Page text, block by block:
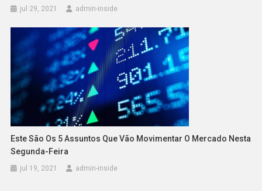
jul 29, 2021 admin-inside
Este São Os 5 Assuntos Que Vão Movimentar O Mercado Nesta
Segunda-Feira
jul 19, 2021 admin-inside